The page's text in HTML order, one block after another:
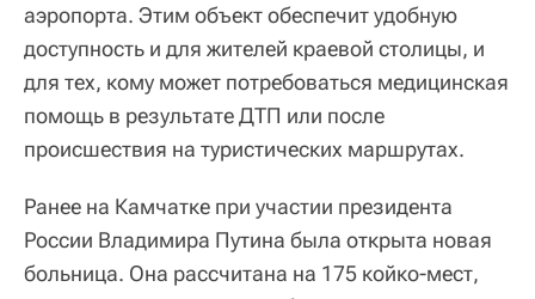
аэропорта. Этим объект обеспечит удобную
доступность и для жителей краевой столицы, и
для тех, кому может потребоваться медицинская
помощь в результате ДТП или после
происшествия на туристических маршрутах.
Ранее на Камчатке при участии президента
России Владимира Путина была открыта новая
больница. Она рассчитана на 175 койко-мест,